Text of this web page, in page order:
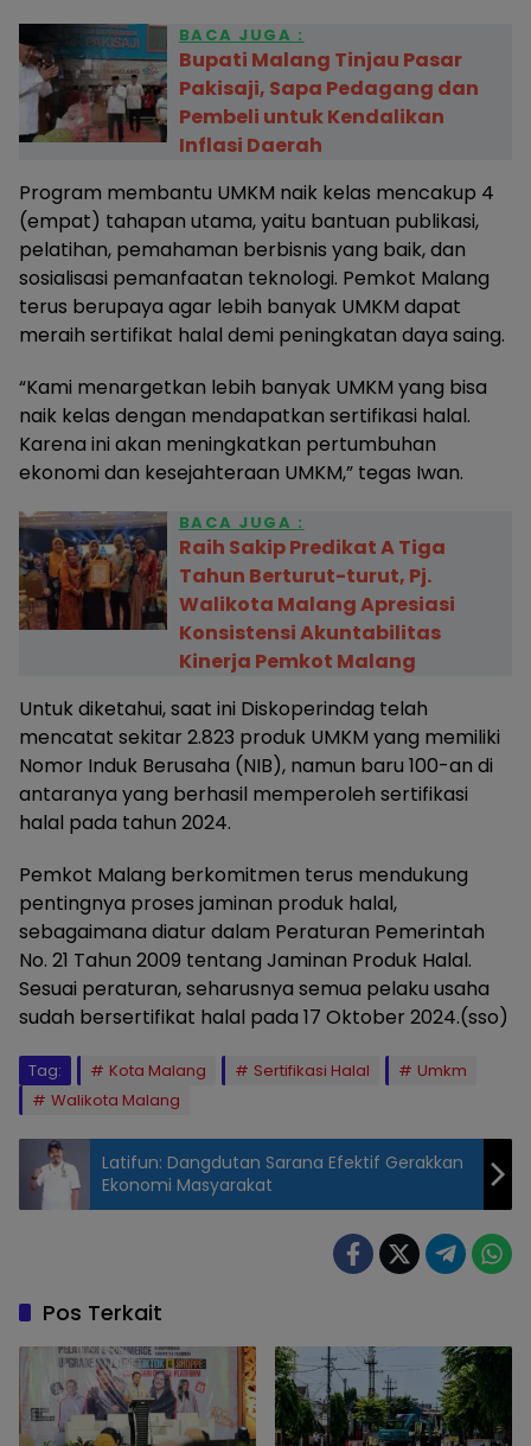
BACA JUGA :
Bupati Malang Tinjau Pasar
Pakisaji, Sapa Pedagang dan
Pembeli untuk Kendalikan
Inflasi Daerah
Program membantu UMKM naik kelas mencakup 4
(empat) tahapan utama, yaitu bantuan publikasi,
pelatihan, pemahaman berbisnis yang baik, dan
sosialisasi pemanfaatan teknologi. Pemkot Malang
terus berupaya agar lebih banyak UMKM dapat
meraih sertifikat halal demi peningkatan daya saing.
“Kami menargetkan lebih banyak UMKM yang bisa
naik kelas dengan mendapatkan sertifikasi halal.
Karena ini akan meningkatkan pertumbuhan
ekonomi dan kesejahteraan UMKM,” tegas Iwan.
BACA JUGA :
Raih Sakip Predikat A Tiga
Tahun Berturut-turut, Pj.
Walikota Malang Apresiasi
Konsistensi Akuntabilitas
Kinerja Pemkot Malang
Untuk diketahui, saat ini Diskoperindag telah
mencatat sekitar 2.823 produk UMKM yang memiliki
Nomor Induk Berusaha (NIB), namun baru 100-an di
antaranya yang berhasil memperoleh sertifikasi
halal pada tahun 2024.
Pemkot Malang berkomitmen terus mendukung
pentingnya proses jaminan produk halal,
sebagaimana diatur dalam Peraturan Pemerintah
No. 21 Tahun 2009 tentang Jaminan Produk Halal.
Sesuai peraturan, seharusnya semua pelaku usaha
sudah bersertifikat halal pada 17 Oktober 2024.(sso)
Tag: Kota Malang Sertifikasi Halal
Umkm
Walikota Malang
Latifun: Dangdutan Sarana Efektif Gerakkan
Ekonomi Masyarakat
Pos Terkait